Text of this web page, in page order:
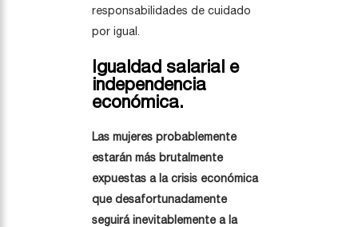
responsabilidades de cuidado
por igual.
Igualdad salarial e
independencia
económica.
Las mujeres probablemente
estarán más brutalmente
expuestas a la crisis económica
que desafortunadamente
seguirá inevitablemente a la